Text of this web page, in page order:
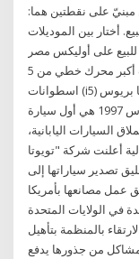
مبنيّ على نقطتين هما:
للبيع. أختار بين الموديلات
للبيع على أوليكس مصر
تويوتا لاند كروزر 1بي زي سولار امتلكت أكبر محرك خطي من 5
اسطوانات (i5) يعمل بالسولار حيث بلغت سعته 3469 سم3. تويوتا بريوس
2004 هي أول سيارة ذاتية الإيقاف. تويوتا بريوس 1997 هي أول سيارة
السيارات اليابانية،
أعلنت شركة "تويوتا
تصدير سياراتها إلى
عمل مصانعها بأمريكا
في الولايات المتحدة
بعد مواجهة مشاكل تتعلق بالاختب 3. الارتقاء بالمنظمة بتأهيل
حل المشاكل من جذورها يدفع